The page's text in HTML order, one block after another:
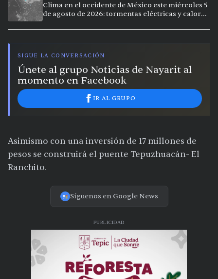
Clima en el occidente de México este miércoles 5
de agosto de 2026: tormentas eléctricas y calor
SIGUE LA CONVERSACIÓN
Únete al grupo Noticias de Nayarit al
momento en Facebook
IR AL GRUPO
Asimismo con una inversión de 17 millones de
pesos se construirá el puente Tepuzhuacán- El
Ranchito.
Síguenos en Google News
PUBLICIDAD